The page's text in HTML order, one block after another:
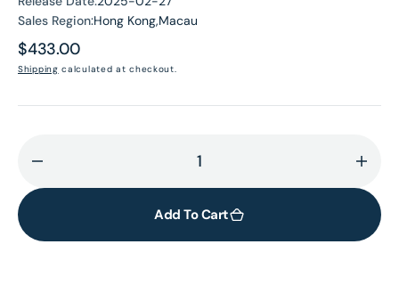
Sales Region:Hong Kong,Macau
Regular
price
$433.00
Shipping calculated at checkout.
quantity
Vocalist
for
Add To Cart